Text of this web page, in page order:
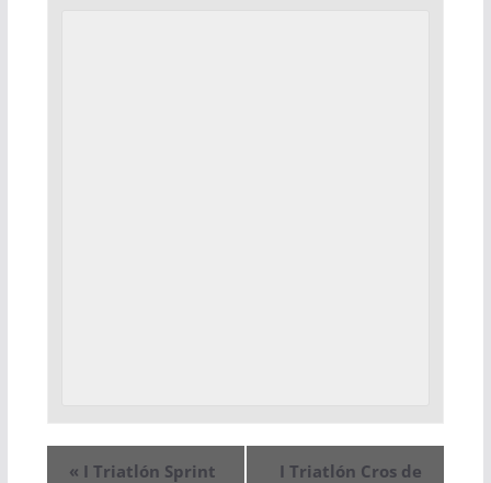
« I Triatlón Sprint
I Triatlón Cros de